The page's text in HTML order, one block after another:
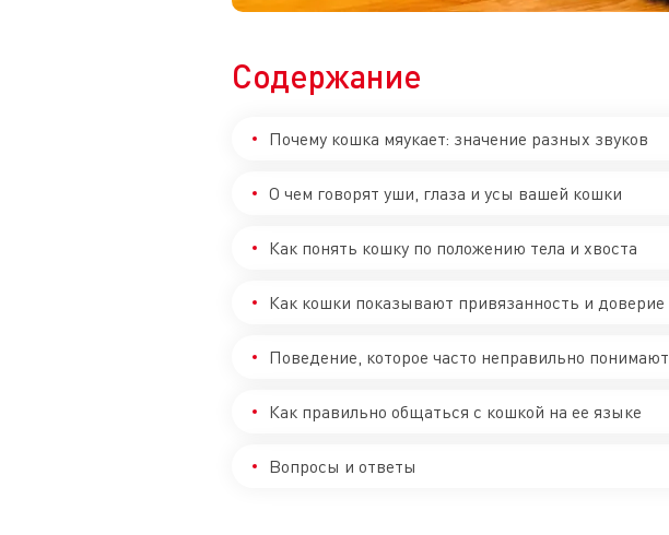
Содержание
Почему кошка мяукает: значение разных звуков
О чем говорят уши, глаза и усы вашей кошки
Как понять кошку по положению тела и хвоста
Как кошки показывают привязанность и доверие
Поведение, которое часто неправильно понимают
Как правильно общаться с кошкой на ее языке
Вопросы и ответы